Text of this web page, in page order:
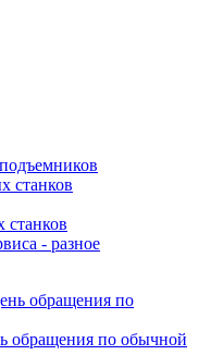
станков
- разное
обращения по обычной